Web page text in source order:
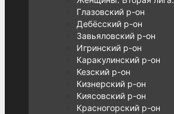
Глазовский р-он
Дебёсский р-он
Завьяловский р-он
Игринский р-он
Каракулинский р-он
Кезский р-он
Кизнерский р-он
Киясовский р-он
Красногорский р-он